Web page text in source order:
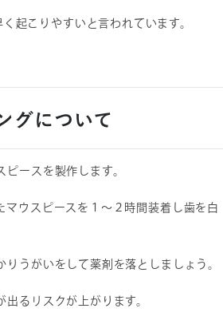
起こりやすいと言われています。
グについて
ースを製作します。
マウスピースを１～２時間装着し歯を白
うがいをして薬剤を落としましょう。
るリスクが上がります。